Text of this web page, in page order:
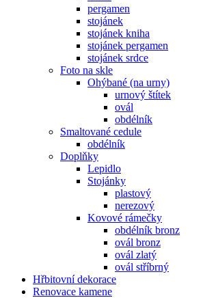
pergamen
stojánek
stojánek kniha
stojánek pergamen
stojánek srdce
Foto na skle
Ohýbané (na urny)
urnový štítek
ovál
obdélník
Smaltované cedule
obdélník
Doplňky
Lepidlo
Stojánky
plastový
nerezový
Kovové rámečky
obdélník bronz
ovál bronz
ovál zlatý
ovál stříbrný
Hřbitovní dekorace
Renovace kamene